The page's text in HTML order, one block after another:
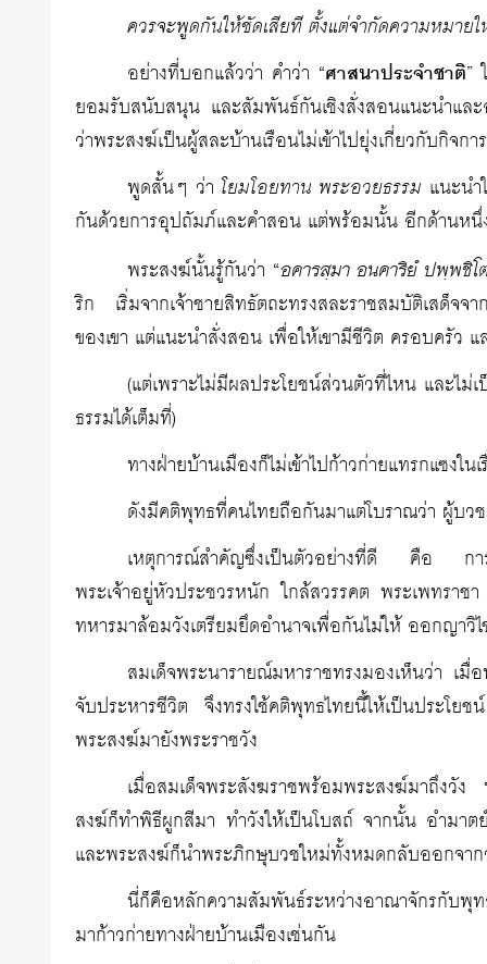
ควรจะพูดกันให้ชัดเสียที ตั้งแต่จำกัดความหมายใ
อย่างที่บอกแล้วว่า คำว่า “ศาสนาประจำชาติ”
ยอมรับสนับสนุน และสัมพันธ์กันเชิงสั่งสอนแนะนำแล
ว่าพระสงฆ์เป็นผู้สละบ้านเรือนไม่เข้าไปยุ่งเกี่ยวกับกิจก
พูดสั้นๆ ว่า โยมโอยทาน พระอวยธรรม แนะน
กันด้วยการอุปถัมภ์และคำสอน แต่พร้อมนั้น อีกด้านหนึ่
พระสงฆ์นั้นรู้กันว่า “อคารสฺมา อนคาริยํ ปพฺพชิโ
ริก เริ่มจากเจ้าชายสิทธัตถะทรงสละราชสมบัติเสด็จ
ของเขา แต่แนะนำสั่งสอน เพื่อให้เขามีชีวิต ครอบครัว
(แต่เพราะไม่มีผลประโยชน์ส่วนตัวที่ไหน และไม่
ธรรมได้เต็มที่)
ทางฝ่ายบ้านเมืองก็ไม่เข้าไปก้าวก่ายแทรกแซงใ
ดังมีคติพุทธที่คนไทยถือกันมาแต่โบราณว่า ผู้บ
เหตุการณ์สำคัญซึ่งเป็นตัวอย่างที่ดี คือ กา
พระเจ้าอยู่หัวประชวรหนัก ใกล้สวรรคต พระเพทรา
ทหารมาล้อมวังเตรียมยึดอำนาจเพื่อกันไม่ให้ ออกญาวิ
สมเด็จพระนารายณ์มหาราชทรงมองเห็นว่า เ
จับประหารชีวิต จึงทรงใช้คติพุทธไทยนี้ให้เป็นประโ
พระสงฆ์มายังพระราชวัง
เมื่อสมเด็จพระสังฆราชพร้อมพระสงฆ์มาถึงวั
สงฆ์ก็ทำพิธีผูกสีมา ทำวังให้เป็นโบสถ์ จากนั้น อำมา
และพระสงฆ์ก็นำพระภิกษุบวชใหม่ทั้งหมดกลับออกจา
นี่ก็คือหลักความสัมพันธ์ระหว่างอาณาจักรกับพุ
มาก้าวก่ายทางฝ่ายบ้านเมืองเช่นกัน